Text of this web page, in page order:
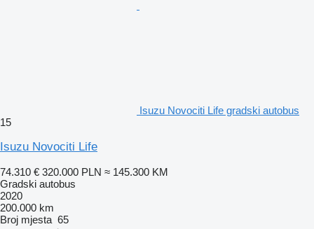
Isuzu Novociti Life gradski autobus
15
Isuzu Novociti Life
74.310 € 320.000 PLN ≈ 145.300 KM
Gradski autobus
2020
200.000 km
Broj mjesta 65